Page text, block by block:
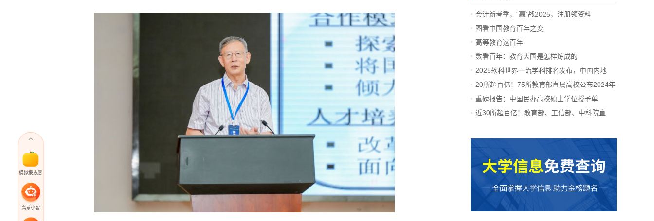
模拟报志愿
高考小智
会计新考季，“赢”战2025，注册领资料
图看中国教育百年之变
高等教育这百年
数看百年：教育大国是怎样炼成的
2025软科世界一流学科排名发布，中国内地
14...
20所超百亿！75所教育部直属高校公布2024年
决算
重磅报告：中国民办高校硕士学位授予单
位、...
近30所超百亿！教育部、工信部、中科院直